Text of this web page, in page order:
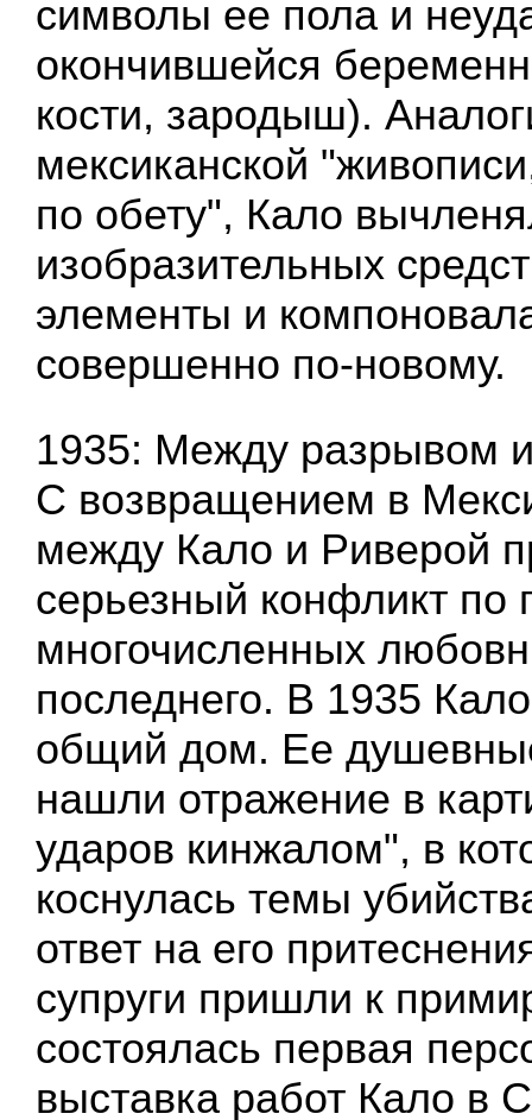
символы ее пола и
окончившейся
кости, зародыш).
мексиканской
по обету", Кало
изобразительных
элементы и
совершенно по-новому.
1935: Между разрывом
С возвращением в
между Кало и Риверой
серьезный конфликт по
многочисленных
последнего. В 1935
общий дом. Ее
нашли отражение в
ударов кинжалом", в
коснулась темы
ответ на его
супруги пришли к
состоялась первая
выставка работ Кало